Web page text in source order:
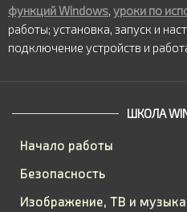
функций Windows, уроки по
работы; установка, запуск и
подключение устройств и
ШКОЛА
Начало работы
Безопасность
Изображение, ТВ и музыка